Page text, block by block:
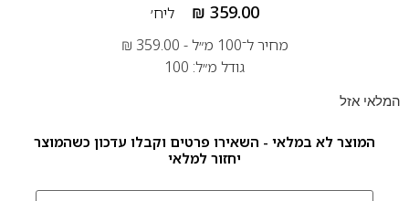
₪ 359.00
ליח׳
מחיר ל־100 מ״ל -
₪ 359.00
גודל מ״ל: 100
המלאי אזל
המוצר לא במלאי - השאירו פרטים וקבלו עדכון כשהמוצר
יחזור למלאי